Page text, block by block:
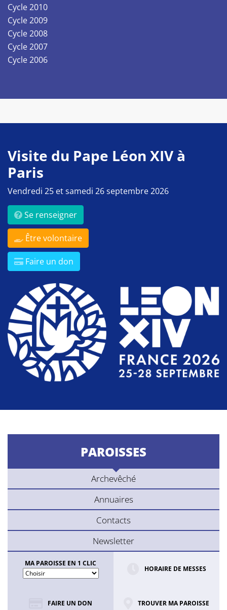
Cycle 2010
Cycle 2009
Cycle 2008
Cycle 2007
Cycle 2006
Visite du Pape Léon XIV à
Paris
Vendredi 25 et samedi 26 septembre 2026
Se renseigner
Être volontaire
Faire un don
PAROISSES
Archevêché
Annuaires
Contacts
Newsletter
MA PAROISSE EN 1 CLIC
HORAIRE DE MESSES
FAIRE UN DON TROUVER MA PAROISSE